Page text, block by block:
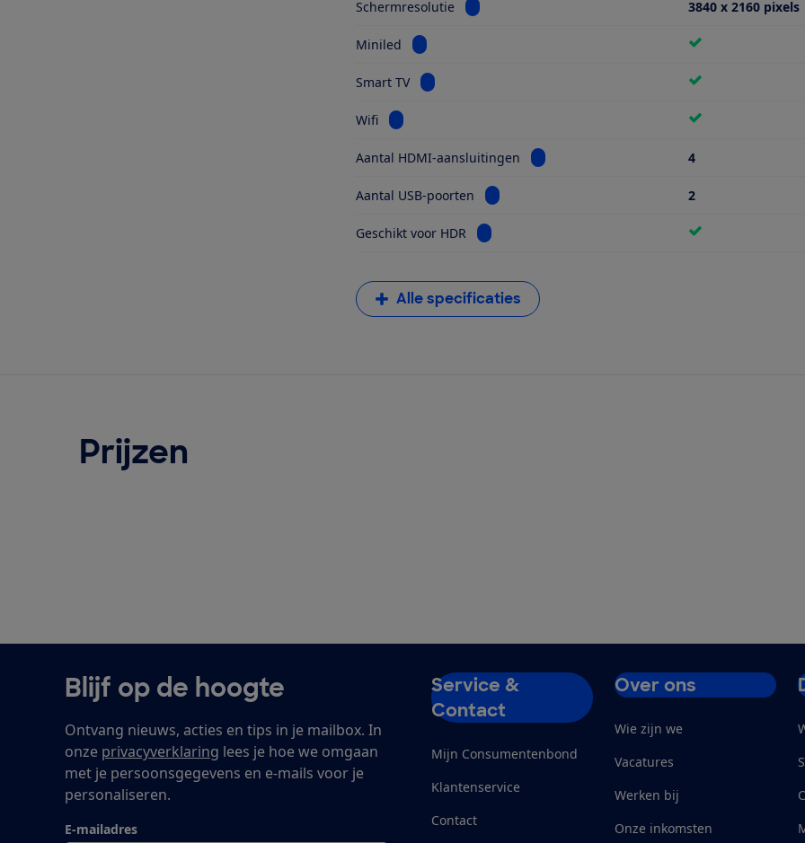
Schermresolutie Bekijk informatie voor Schermresolutie3840 x 2160 pixels
Miniled Bekijk informatie voor Miniled
Smart TV Bekijk informatie voor Smart TV
Wifi Bekijk informatie voor Wifi
Aantal HDMI-aansluitingen Bekijk informatie voor Aantal HDMI-
4
Aantal USB-poorten Bekijk informatie voor Aantal USB-poorten
2
Geschikt voor HDR Bekijk informatie voor Geschikt voor HDR
Alle specificaties
Prijzen
Blijf op de hoogte
Ontvang nieuws, acties en tips in je mailbox. In
onze privacyverklaring lees je hoe we omgaan
met je persoonsgegevens en e-mails voor je
personaliseren.
E-mailadres
Service &
Contact
Mijn Consumentenbond
Klantenservice
Contact
Over ons
Wie zijn we
Vacatures
Werken bij
Onze inkomsten